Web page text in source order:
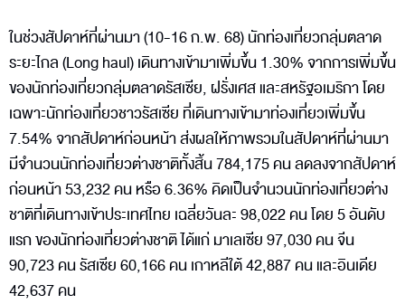
ในช่วงสัปดาห์ที่ผ่านมา (10-16 ก.พ. 68) นักท่องเที่ยวกลุ่มตลาด
ระยะไกล (Long haul) เดินทางเข้ามาเพิ่มขึ้น 1.30% จากการเพิ่มขึ้น
ของนักท่องเที่ยวกลุ่มตลาดรัสเซีย, ฝรั่งเศส และสหรัฐอเมริกา โดย
เฉพาะนักท่องเที่ยวชาวรัสเซีย ที่เดินทางเข้ามาท่องเที่ยวเพิ่มขึ้น
7.54% จากสัปดาห์ก่อนหน้า ส่งผลให้ภาพรวมในสัปดาห์ที่ผ่านมา
มีจำนวนนักท่องเที่ยวต่างชาติทั้งสิ้น 784,175 คน ลดลงจากสัปดาห์
ก่อนหน้า 53,232 คน หรือ 6.36% คิดเป็นจำนวนนักท่องเที่ยวต่าง
ชาติที่เดินทางเข้าประเทศไทย เฉลี่ยวันละ 98,022 คน โดย 5 อันดับ
แรก ของนักท่องเที่ยวต่างชาติ ได้แก่ มาเลเซีย 97,030 คน จีน
90,723 คน รัสเซีย 60,166 คน เกาหลีใต้ 42,887 คน และอินเดีย
42,637 คน